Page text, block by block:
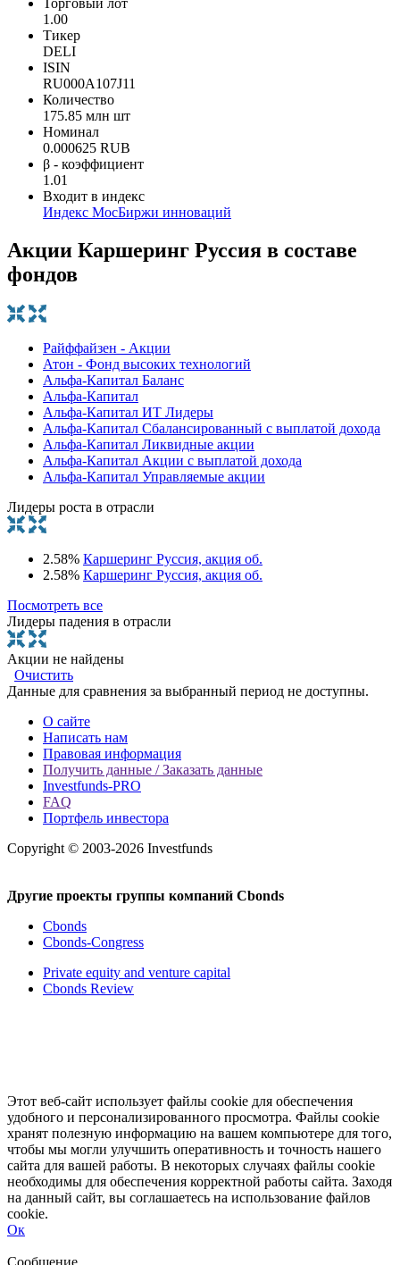
Торговый лот
1.00
Тикер
DELI
ISIN
RU000A107J11
Количество
175.85 млн шт
Номинал
0.000625 RUB
β - коэффициент
1.01
Входит в индекс
Индекс МосБиржи инноваций
Акции Каршеринг Руссия в составе
фондов
Райффайзен - Акции
Атон - Фонд высоких технологий
Альфа-Капитал Баланс
Альфа-Капитал
Альфа-Капитал ИТ Лидеры
Альфа-Капитал Сбалансированный с выплатой дохода
Альфа-Капитал Ликвидные акции
Альфа-Капитал Акции с выплатой дохода
Альфа-Капитал Управляемые акции
Лидеры роста в отрасли
2.58% Каршеринг Руссия, акция об.
2.58% Каршеринг Руссия, акция об.
Посмотреть все
Лидеры падения в отрасли
Акции не найдены
Очистить
Данные для сравнения за выбранный период не доступны.
О сайте
Написать нам
Правовая информация
Получить данные / Заказать данные
Investfunds-PRO
FAQ
Портфель инвестора
Copyright © 2003-2026 Investfunds
Другие проекты группы компаний Cbonds
Cbonds
Cbonds-Congress
Private equity and venture capital
Cbonds Review
Этот веб-сайт использует файлы cookie для обеспечения
удобного и персонализированного просмотра. Файлы cookie
хранят полезную информацию на вашем компьютере для того,
чтобы мы могли улучшить оперативность и точность нашего
сайта для вашей работы. В некоторых случаях файлы cookie
необходимы для обеспечения корректной работы сайта. Заходя
на данный сайт, вы соглашаетесь на использование файлов
cookie.
Ок